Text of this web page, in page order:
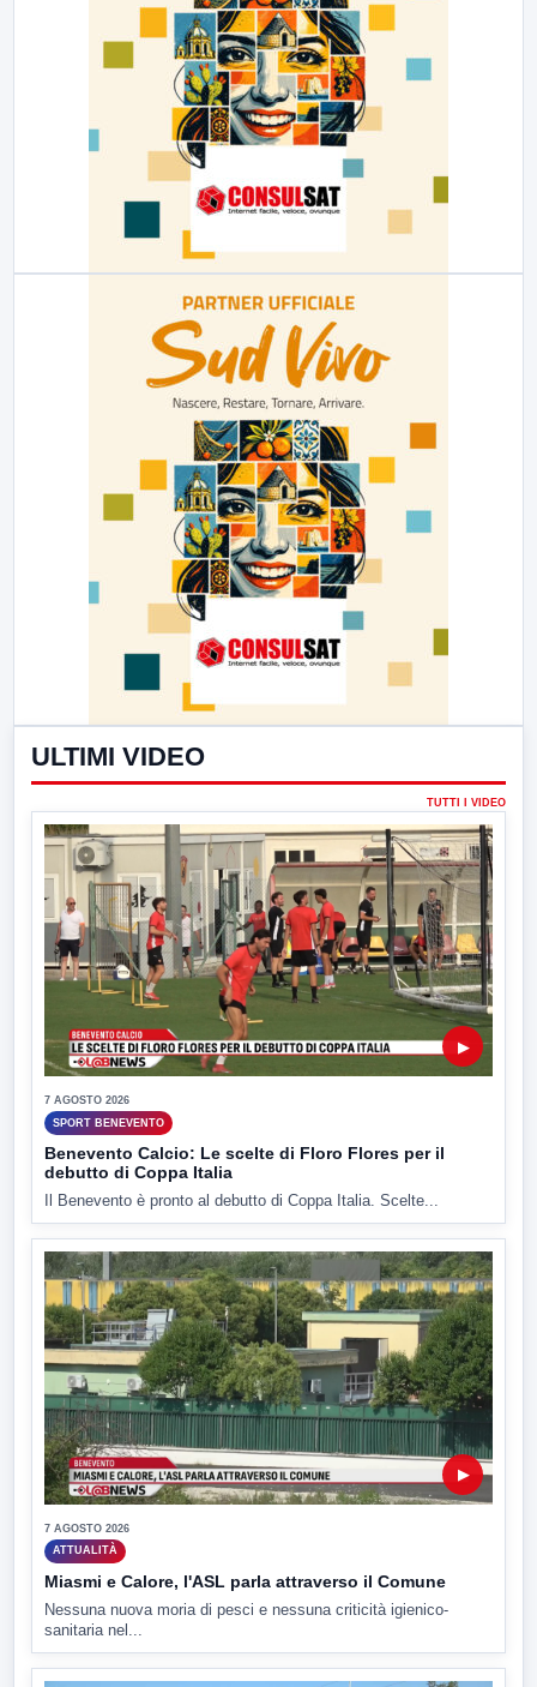
ULTIMI VIDEO
TUTTI I VIDEO
▶
7 AGOSTO 2026
SPORT BENEVENTO
Benevento Calcio: Le scelte di Floro Flores per il
debutto di Coppa Italia
Il Benevento è pronto al debutto di Coppa Italia. Scelte...
▶
7 AGOSTO 2026
ATTUALITÀ
Miasmi e Calore, l'ASL parla attraverso il Comune
Nessuna nuova moria di pesci e nessuna criticità igienico-
sanitaria nel...